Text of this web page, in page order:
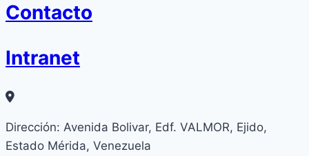
Contacto
Intranet
Dirección: Avenida Bolivar, Edf. VALMOR, Ejido,
Estado Mérida, Venezuela